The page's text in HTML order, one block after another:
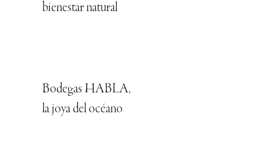
bienestar natural
Bodegas HABLA,
la joya del océano